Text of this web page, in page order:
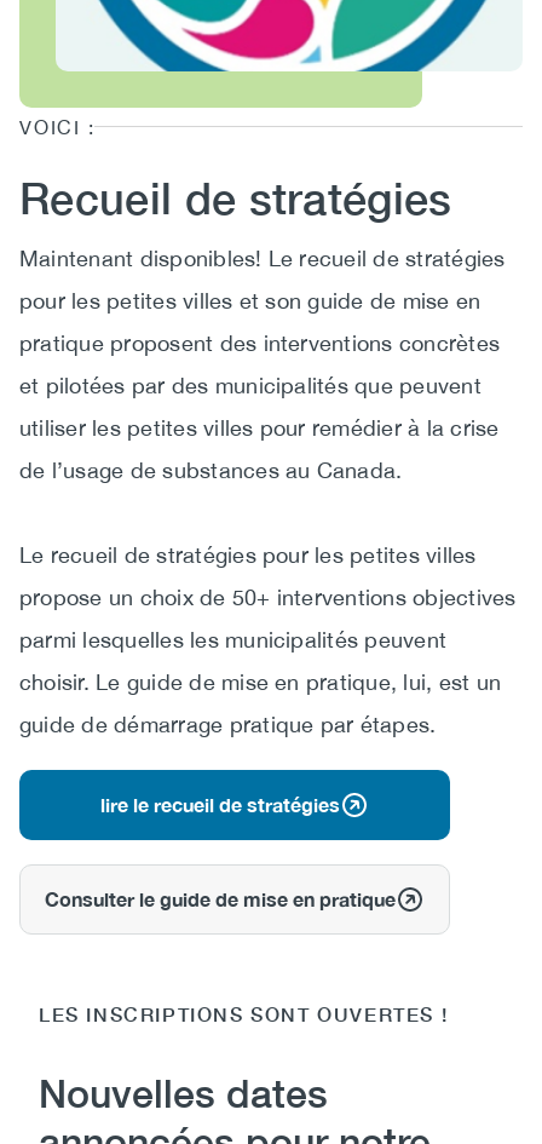
(CCSA)
EN FR
VOICI :
Recueil de stratégies
Maintenant disponibles! Le recueil de stratégies
pour les petites villes et son guide de mise en
pratique proposent des interventions concrètes
et pilotées par des municipalités que peuvent
utiliser les petites villes pour remédier à la crise
de l’usage de substances au Canada.
Le recueil de stratégies pour les petites villes
propose un choix de 50+ interventions objectives
parmi lesquelles les municipalités peuvent
choisir. Le guide de mise en pratique, lui, est un
guide de démarrage pratique par étapes.
lire le recueil de stratégies
Consulter le guide de mise en pratique
LES INSCRIPTIONS SONT OUVERTES !
Nouvelles dates